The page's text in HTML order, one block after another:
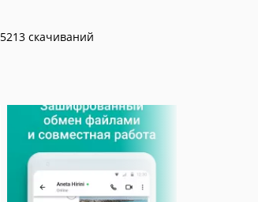
5213 скачиваний